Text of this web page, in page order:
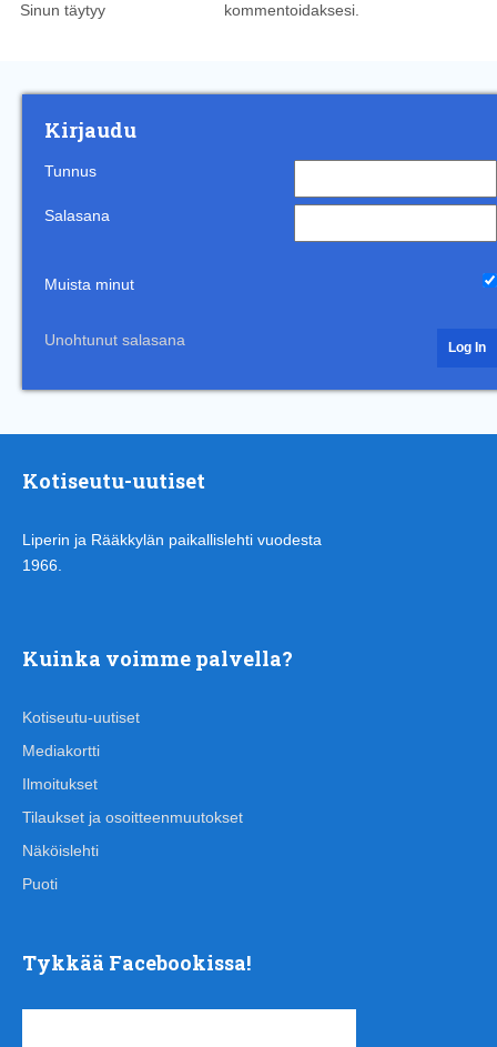
Sinun täytyy kommentoidaksesi.
Kirjaudu
Tunnus
Salasana
Muista minut
Unohtunut salasana
Kotiseutu-uutiset
Liperin ja Rääkkylän paikallislehti vuodesta
1966.
Kuinka voimme palvella?
Kotiseutu-uutiset
Mediakortti
Ilmoitukset
Tilaukset ja osoitteenmuutokset
Näköislehti
Puoti
Tykkää Facebookissa!